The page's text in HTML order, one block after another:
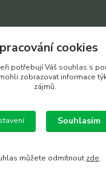
cookies
potřebují Váš souhlas s
zobrazovat informace
zájmů.
Souhlasím
můžete odmítnout zde.